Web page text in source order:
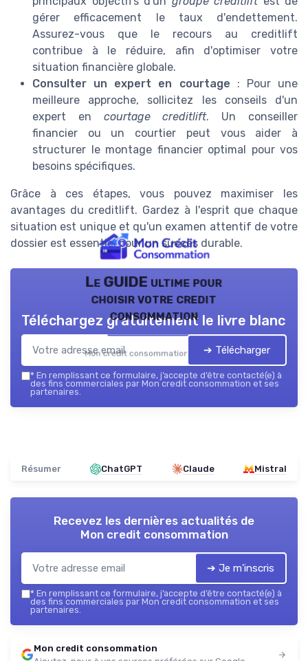
gérer efficacement le taux d'endettement.
Assurez-vous que le recours au creditlift
contribue à le réduire, afin d'optimiser votre
situation financière globale.
Consulter un expert en courtage : Pour une
meilleure approche, sollicitez les conseils d'un
expert en courtage creditlift. Un conseiller
financier ou un courtier peut vous aider à
structurer le montage financier optimal pour vos
besoins spécifiques.
Grâce à ces étapes, vous pouvez maximiser les
avantages du creditlift. Gardez à l'esprit que chaque
situation est unique et qu'un examen attentif de votre
dossier est essentiel pour un succès durable.
Le GUIDE ultime pour
choisir votre credit
consommation
Mon credit consommation — 2026
Téléchargez gratuitement le livre blanc
➔ Télécharger
* En remplissant ce formulaire, j’accepte d’être contacté(e) à
des fins commerciales par Mon credit consommation et ses
partenaires.
Résumer ChatGPT Claude Mistral
Recevez les dernières actualités de
Mon credit consommation
➔ Je m'inscris
* En remplissant ce formulaire, j’accepte d’être contacté(e) à
des fins commerciales par Mon credit consommation et ses
partenaires.
Mon credit consommation